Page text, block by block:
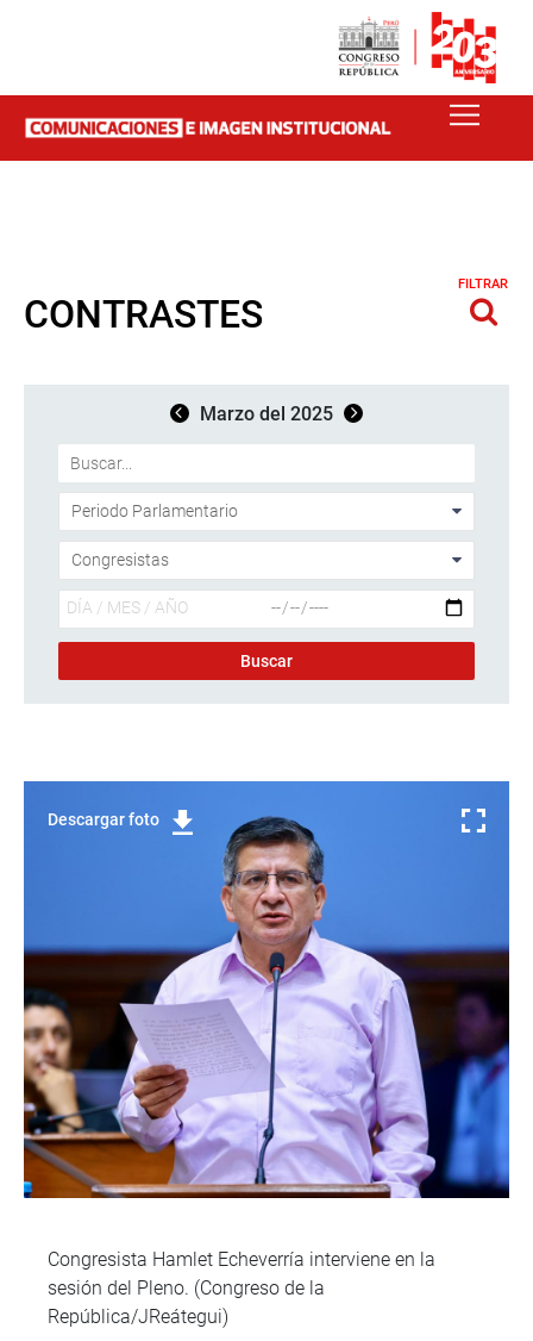
CONTRASTES
FILTRAR
Marzo del 2025
Descargar foto
Congresista Hamlet Echeverría interviene en la
sesión del Pleno. (Congreso de la
República/JReátegui)